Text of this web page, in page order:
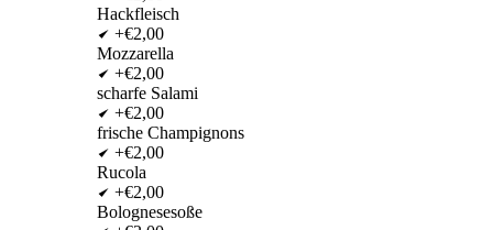
Hackfleisch
+€2,00
Mozzarella
+€2,00
scharfe Salami
+€2,00
frische Champignons
+€2,00
Rucola
+€2,00
Bolognesesoße